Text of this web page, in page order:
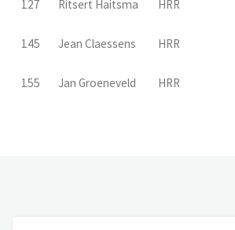
127 Ritsert Haitsma HRR
145 Jean Claessens HRR
155 Jan Groeneveld HRR